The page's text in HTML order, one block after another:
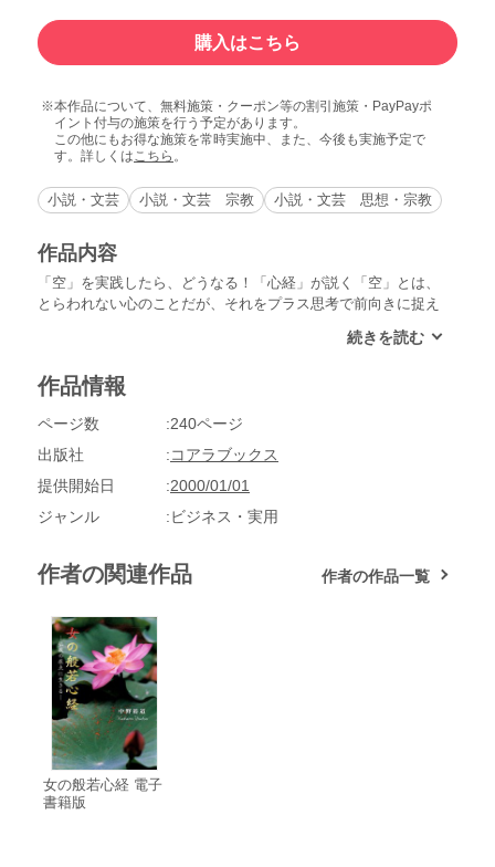
購入はこちら
本作品について、無料施策・クーポン等の割引施策・PayPayポ
イント付与の施策を行う予定があります。
この他にもお得な施策を常時実施中、また、今後も実施予定で
す。詳しくはこちら 。
小説・文芸 小説・文芸 宗教 小説・文芸 思想・宗教
作品内容
「空」を実践したら、どうなる！「心経」が説く「空」とは、
とらわれない心のことだが、それをプラス思考で前向きに捉え
作品情報
ページ数
240ページ
出版社
コアラブックス
提供開始日
2000/01/01
ジャンル
ビジネス・実用
作者の関連作品 作者の作品一覧
女の般若心経 電子
書籍版